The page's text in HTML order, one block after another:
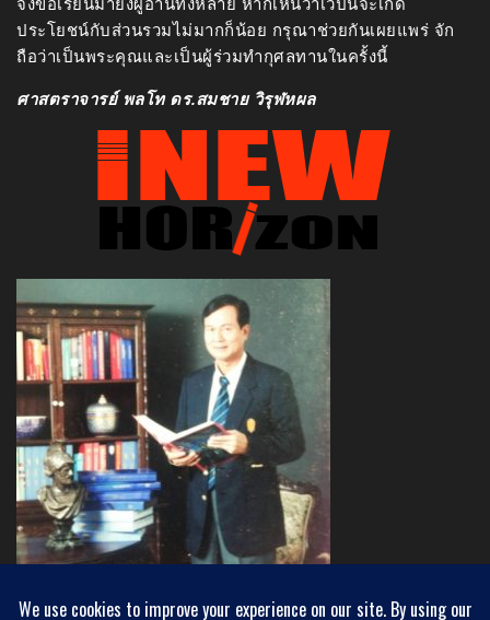
จึงขอเรียนมายังผู้อ่านทั้งหลาย หากเห็นว่าเวปนี้จะเกิด
ประโยชน์กับส่วนรวมไม่มากก็น้อย กรุณาช่วยกันเผยแพร่ จัก
ถือว่าเป็นพระคุณและเป็นผู้ร่วมทำกุศลทานในครั้งนี้
ศาสตราจารย์ พลโท ดร.สมชาย วิรุฬหผล